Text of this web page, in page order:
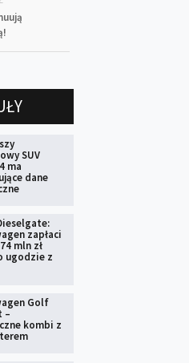
SUV
ma
dane
zapłaci
mln zł
ugodzie z
Golf
–
kombi z